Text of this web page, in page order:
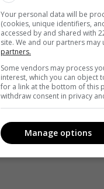
Your personal data will be
(cookies, unique identifiers,
accessed by and shared with
site. We and our partners
partners.
Some vendors may process
interest, which you can object
for a link at the bottom of this
withdraw consent in privacy
Manage options